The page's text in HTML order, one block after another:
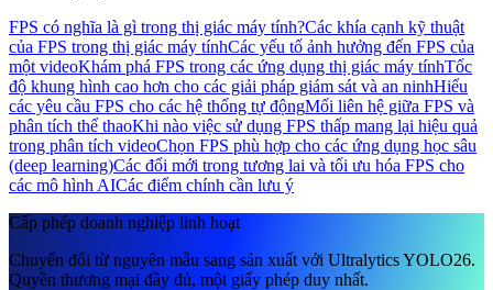
FPS có nghĩa là gì trong thị giác máy tính?Các khía cạnh kỹ thuật
của FPS trong thị giác máy tínhCác yếu tố ảnh hưởng đến FPS của
một videoKhám phá FPS trong các ứng dụng thị giác máy tínhTốc
độ khung hình cao hơn cho các giải pháp giám sát và an ninhHiểu
các yêu cầu FPS cho các hệ thống tự độngMối liên hệ giữa FPS và
phân tích thể thaoKhi nào việc sử dụng FPS thấp mang lại hiệu quả
trong phân tích videoChọn FPS phù hợp cho các ứng dụng học sâu
(deep learning)Các đổi mới trong tương lai và tối ưu hóa FPS cho
các mô hình AICác điểm chính cần lưu ý
Cấp phép doanh nghiệp linh hoạt
Chuyển đổi từ nguyên mẫu sang sản xuất với Ultralytics YOLO26.
Quyền thương mại đầy đủ, một giấy phép duy nhất.